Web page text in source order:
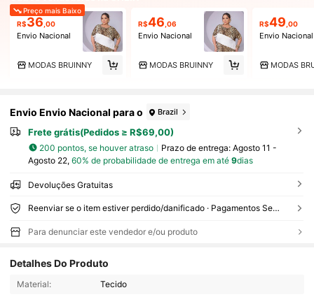
Preço mais Baixo
R$36 ,00
Envio Nacional
MODAS BRUINNY
R$46 ,06
Envio Nacional
MODAS BRUINNY
R$49 ,00
Envio Nacional
MODAS
Envio Envio Nacional para o Brazil
Frete grátis(Pedidos ≥ R$69,00)
200 pontos, se houver atraso Prazo de entrega: Agosto 11 -
Agosto 22, 60% de probabilidade de entrega em até 9dias
Devoluções Gratuitas
Reenviar se o item estiver perdido/danificado · Pagamentos Seguros · Proteção de privacidade
Para denunciar este vendedor e/ou produto
Detalhes Do Produto
Material: Tecido